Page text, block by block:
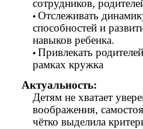
сотрудников,
Отслеживать
способностей и
навыков ребенка.
Привлекать
рамках кружка
Актуальность:
Детям не хватает
воображения,
чётко выделила